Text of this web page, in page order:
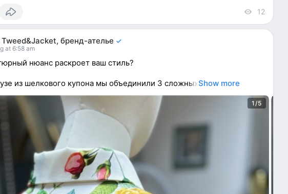
12
Tweed&Jacket, бренд-ателье
at 6:58 am
нюанс раскроет ваш стиль?
из шелкового купона мы объединили 3 сложныхShow more
1/5